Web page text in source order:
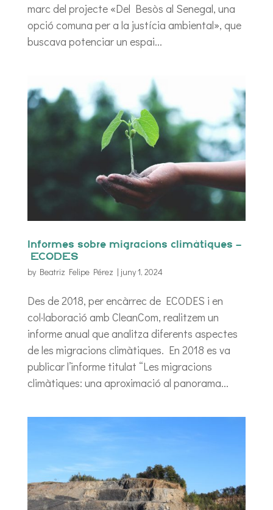
marc del projecte «Del Besòs al Senegal, una
opció comuna per a la justícia ambiental», que
buscava potenciar un espai...
Informes sobre migracions climàtiques –
ECODES
by Beatriz Felipe Pérez | juny 1, 2024
Des de 2018, per encàrrec de ECODES i en
col·laboració amb CleanCom, realitzem un
informe anual que analitza diferents aspectes
de les migracions climàtiques. En 2018 es va
publicar l’informe titulat “Les migracions
climàtiques: una aproximació al panorama...